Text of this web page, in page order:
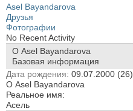
Asel Bayandarova
Друзья
Фотографии
No Recent Activity
О Asel Bayandarova
Базовая информация
Дата рождения 09.07.2000 (26)
О Asel Bayandarova
Реальное имя:
Асель